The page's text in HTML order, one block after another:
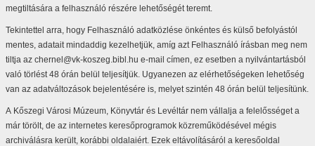
megtiltására a felhasználó részére lehetőségét teremt.
Tekintettel arra, hogy Felhasználó adatközlése önkéntes és külső befolyástól
mentes, adatait mindaddig kezelhetjük, amíg azt Felhasználó írásban meg nem
tiltja az chernel@vk-koszeg.bibl.hu e-mail címen, ez esetben a nyilvántartásból
való törlést 48 órán belül teljesítjük. Ugyanezen az elérhetőségeken lehetőség
van az adatváltozások bejelentésére is, melyet szintén 48 órán belül teljesítünk.
A Kőszegi Városi Múzeum, Könyvtár és Levéltár nem vállalja a felelősséget a
már törölt, de az internetes keresőprogramok közreműködésével mégis
archiválásra került, korábbi oldalaiért. Ezek eltávolításáról a keresőoldal